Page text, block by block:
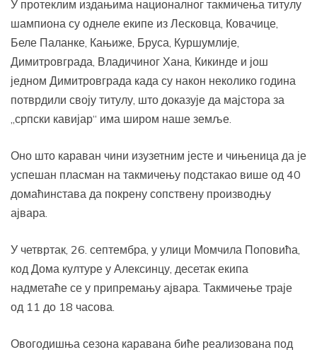
У протеклим издањима националног такмичења титулу
шампиона су однеле екипе из Лесковца, Ковачице,
Беле Паланке, Кањиже, Бруса, Куршумлије,
Димитровграда, Владичиног Хана, Кикинде и још
једном Димитровграда када су након неколико година
потврдили своју титулу, што доказује да мајстора за
„српски кавијар“ има широм наше земље.
Оно што караван чини изузетним јесте и чињеница да је
успешан пласман на такмичењу подстакао више од 40
домаћинстава да покрену сопствену производњу
ајвара.
У четвртак, 26. септембра, у улици Момчила Поповића,
код Дома културе у Алексинцу, десетак екипа
надметаће се у припремању ајвара. Такмичење траје
од 11 до 18 часова.
Овогодишња сезона каравана биће реализована под